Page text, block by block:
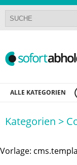
ALLE KATEGORIEN
Kategorien >
Vorlage: